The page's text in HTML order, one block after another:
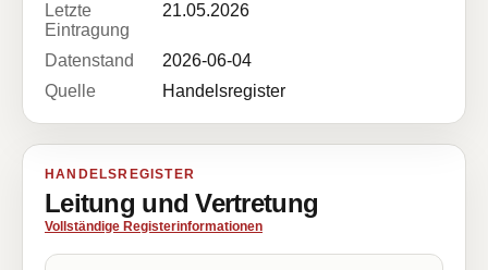
Letzte
Eintragung
21.05.2026
Datenstand
2026-06-04
Quelle
Handelsregister
HANDELSREGISTER
Leitung und Vertretung
Vollständige Registerinformationen